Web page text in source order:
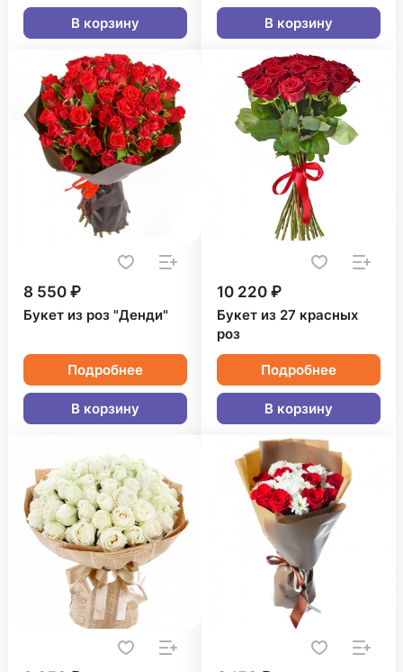
В корзину В корзину
8 550 ₽
Букет из роз "Денди"
Подробнее
В корзину
10 220 ₽
Букет из 27 красных
роз
Подробнее
В корзину